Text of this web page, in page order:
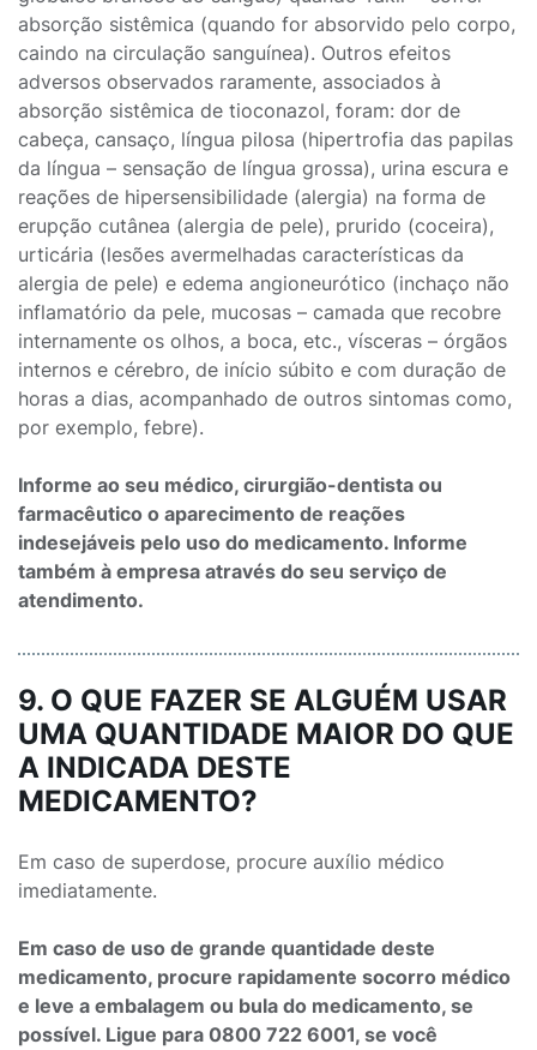
absorção sistêmica (quando for absorvido pelo corpo,
caindo na circulação sanguínea). Outros efeitos
adversos observados raramente, associados à
absorção sistêmica de tioconazol, foram: dor de
cabeça, cansaço, língua pilosa (hipertrofia das papilas
da língua – sensação de língua grossa), urina escura e
reações de hipersensibilidade (alergia) na forma de
erupção cutânea (alergia de pele), prurido (coceira),
urticária (lesões avermelhadas características da
alergia de pele) e edema angioneurótico (inchaço não
inflamatório da pele, mucosas – camada que recobre
internamente os olhos, a boca, etc., vísceras – órgãos
internos e cérebro, de início súbito e com duração de
horas a dias, acompanhado de outros sintomas como,
por exemplo, febre).
Informe ao seu médico, cirurgião-dentista ou
farmacêutico o aparecimento de reações
indesejáveis pelo uso do medicamento. Informe
também à empresa através do seu serviço de
atendimento.
9. O QUE FAZER SE ALGUÉM USAR
UMA QUANTIDADE MAIOR DO QUE
A INDICADA DESTE
MEDICAMENTO?
Em caso de superdose, procure auxílio médico
imediatamente.
Em caso de uso de grande quantidade deste
medicamento, procure rapidamente socorro médico
e leve a embalagem ou bula do medicamento, se
possível. Ligue para 0800 722 6001, se você